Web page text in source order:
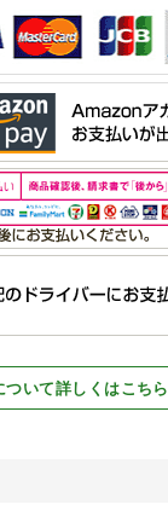
ついて詳しくはこちら